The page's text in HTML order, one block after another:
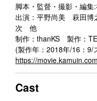
脚本・監督・撮影・編集
出演：平野尚美 萩田
次 他
制作：thanKS 製作：
(製作年：2018年/16：9/
https://
Cast